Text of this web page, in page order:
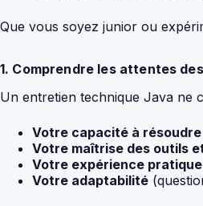
Que vous soyez junior ou
1. Comprendre les attentes
Un entretien technique Java ne
Votre capacité à
Votre maîtrise des outils
Votre expérience pratique
Votre adaptabilité